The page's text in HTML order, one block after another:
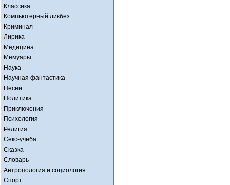
Классика
Компьютерный ликбез
Криминал
Лирика
Медицина
Мемуары
Наука
Научная фантастика
Песни
Политика
Приключения
Психология
Религия
Секс-учеба
Сказка
Словарь
Антропология и социология
Спорт